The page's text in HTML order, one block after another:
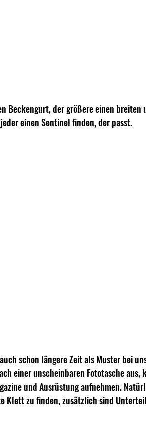
Beckengurt, der größere einen breiten
einen Sentinel finden, der passt.
schon längere Zeit als Muster bei
einer unscheinbaren Fototasche aus,
und Ausrüstung aufnehmen.
Klett zu finden, zusätzlich sind